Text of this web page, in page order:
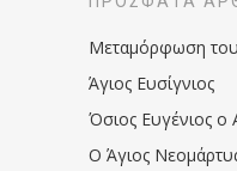
Μεταμόρφωση
Άγιος Ευσίγνιος
Όσιος Ευγένιος ο
Ο Άγιος